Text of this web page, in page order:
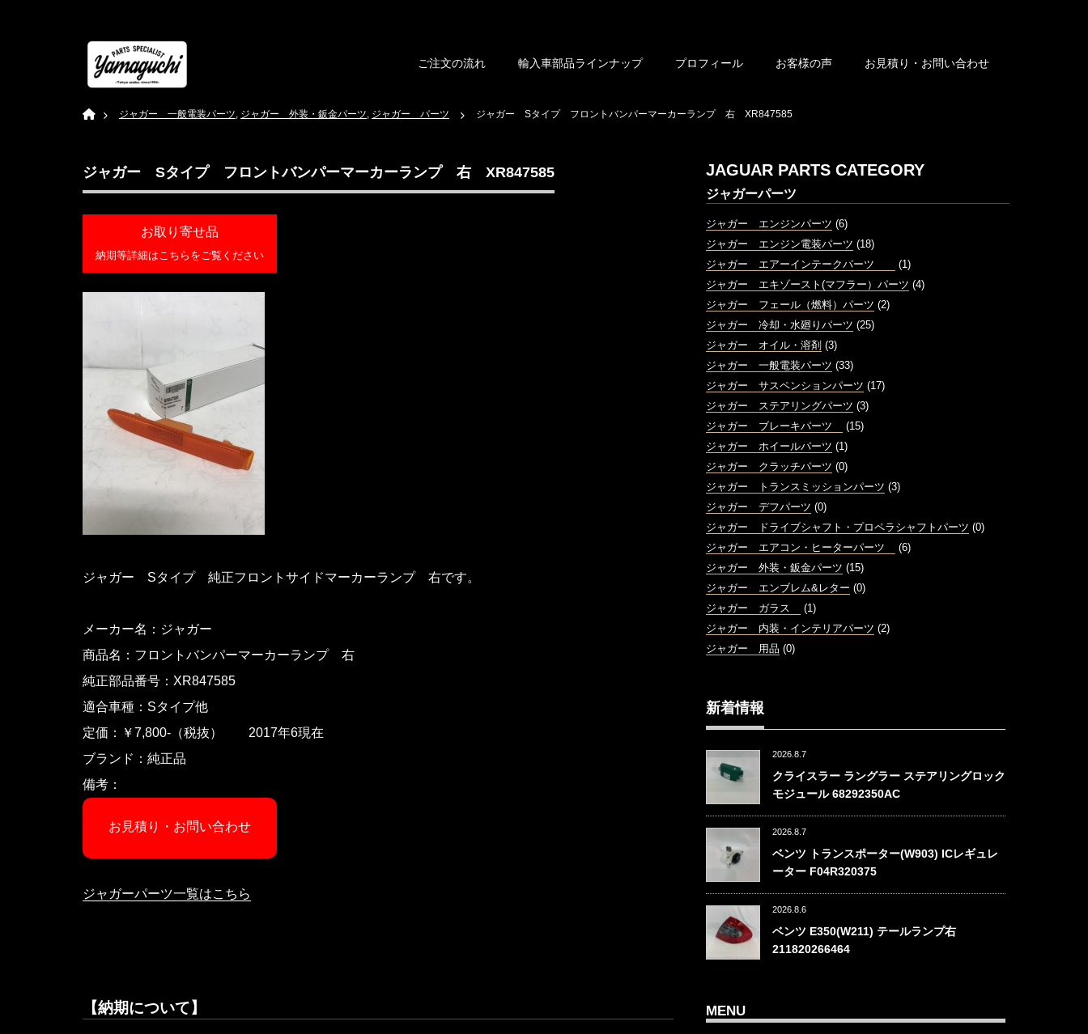
ご注文の流れ 輸入車部品ラインナップ プロフィール お客様の声 お見積り・お問い合わせ
Home ジャガー 一般電装パーツ, ジャガー 外装・鈑金パーツ, ジャガー パーツ ジャガー Sタイプ フロントバンパーマーカーランプ 右 XR847585
ジャガー Sタイプ フロントバンパーマーカーランプ 右 XR847585
お取り寄せ品
納期等詳細はこちらをご覧ください
ジャガー Sタイプ 純正フロントサイドマーカーランプ 右です。
メーカー名：ジャガー
商品名：フロントバンパーマーカーランプ 右
純正部品番号：XR847585
適合車種：Sタイプ他
定価：￥7,800-（税抜） 2017年6現在
ブランド：純正品
備考：
お見積り・お問い合わせ
ジャガーパーツ一覧はこちら
【納期について】
JAGUAR PARTS CATEGORY
ジャガーパーツ
ジャガー エンジンパーツ (6)
ジャガー エンジン電装パーツ (18)
ジャガー エアーインテークパーツ
(1)
ジャガー エキゾースト(マフラー）パーツ (4)
ジャガー フェール（燃料）パーツ (2)
ジャガー 冷却・水廻りパーツ (25)
ジャガー オイル・溶剤 (3)
ジャガー 一般電装パーツ (33)
ジャガー サスペンションパーツ (17)
ジャガー ステアリングパーツ (3)
ジャガー ブレーキパーツ
(15)
ジャガー ホイールパーツ (1)
ジャガー クラッチパーツ (0)
ジャガー トランスミッションパーツ (3)
ジャガー デフパーツ (0)
ジャガー ドライブシャフト・プロペラシャフトパーツ (0)
ジャガー エアコン・ヒーターパーツ
(6)
ジャガー 外装・鈑金パーツ (15)
ジャガー エンブレム&レター (0)
ジャガー ガラス
(1)
ジャガー 内装・インテリアパーツ (2)
ジャガー 用品 (0)
新着情報
2026.8.7
クライスラー ラングラー ステアリングロック
モジュール 68292350AC
2026.8.7
ベンツ トランスポーター(W903) ICレギュレ
ーター F04R320375
2026.8.6
ベンツ E350(W211) テールランプ右
211820266464
MENU